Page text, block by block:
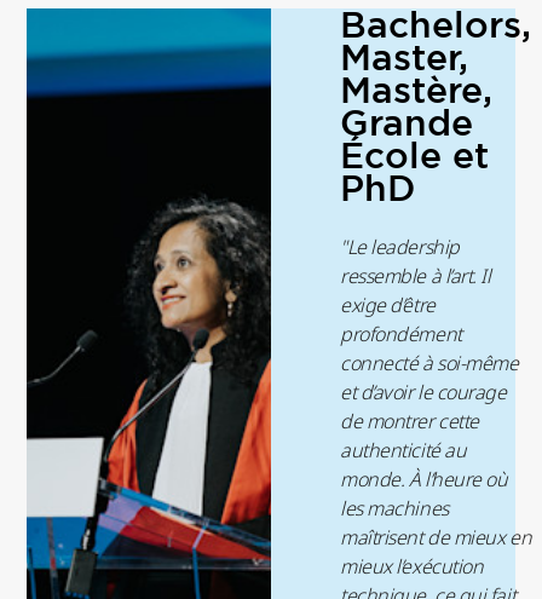
Bachelors,
Master,
Mastère,
Grande
École et
PhD
"Le leadership
ressemble à l’art. Il
exige d’être
profondément
connecté à soi-même
et d’avoir le courage
de montrer cette
authenticité au
monde. À l’heure où
les machines
maîtrisent de mieux en
mieux l’exécution